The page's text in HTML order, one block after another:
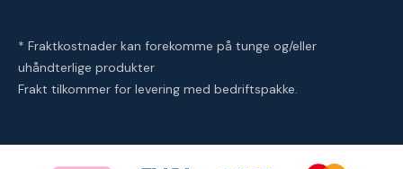
* Fraktkostnader kan forekomme på tunge og/eller
uhåndterlige produkter
Frakt tilkommer for levering med bedriftspakke.